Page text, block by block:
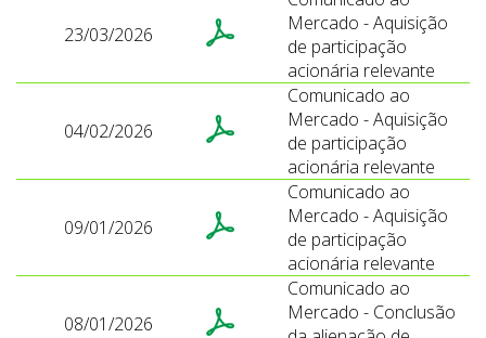
23/03/2026
Mercado - Aquisição
de participação
acionária relevante
04/02/2026
Comunicado ao
Mercado - Aquisição
de participação
acionária relevante
09/01/2026
Comunicado ao
Mercado - Aquisição
de participação
acionária relevante
08/01/2026
Comunicado ao
Mercado - Conclusão